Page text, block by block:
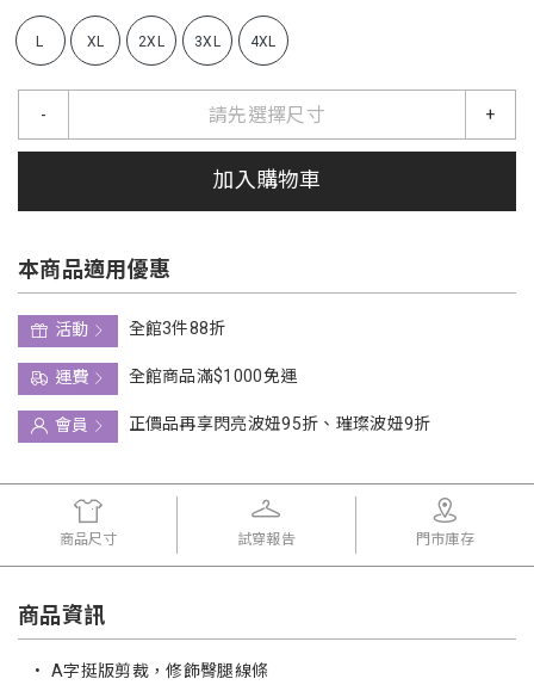
L XL 2XL 3XL 4XL
請先選擇尺寸
- +
加入購物車
本商品適用優惠
活動
全館3件88折
運費
全館商品滿$1000免運
會員
正價品再享閃亮波妞95折、璀璨波妞9折
商品尺寸 試穿報告 門市庫存
商品資訊
• A字挺版剪裁，修飾臀腿線條